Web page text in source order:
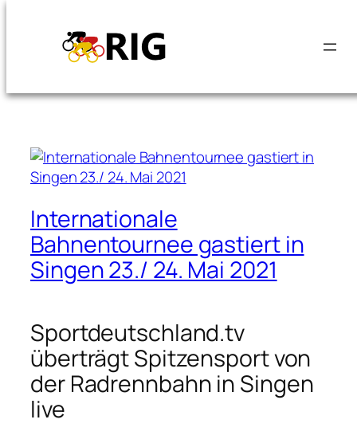
Schlagwort:
Bundesliga
Internationale
Bahnentournee gastiert in
Singen 23./ 24. Mai 2021
Sportdeutschland.tv
überträgt Spitzensport von
der Radrennbahn in Singen
live